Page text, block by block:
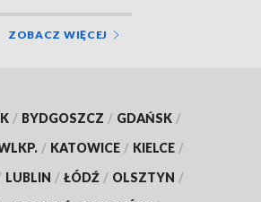
ZOBACZ WIĘCEJ
/ BYDGOSZCZ / GDAŃSK /
/ KATOWICE / KIELCE /
LUBLIN / ŁÓDŹ / OLSZTYN /